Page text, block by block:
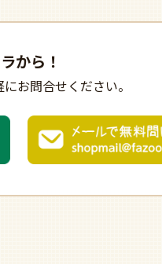
から！
お問合せください。